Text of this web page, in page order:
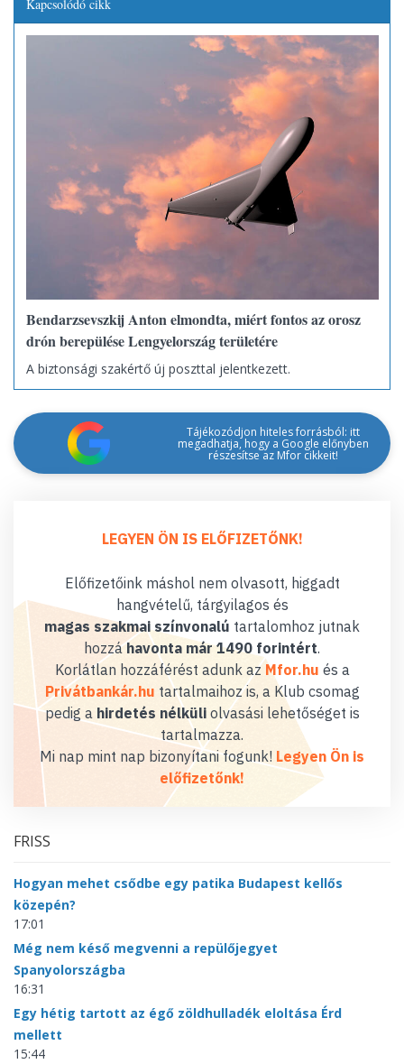
Kapcsolódó cikk
Bendarzsevszkij Anton elmondta, miért fontos az orosz
drón berepülése Lengyelország területére
A biztonsági szakértő új poszttal jelentkezett.
Tájékozódjon hiteles forrásból: itt
megadhatja, hogy a Google előnyben
részesítse az Mfor cikkeit!
LEGYEN ÖN IS ELŐFIZETŐNK!
Előfizetőink máshol nem olvasott, higgadt
hangvételű, tárgyilagos és
magas szakmai színvonalú tartalomhoz jutnak
hozzáhavonta már 1490 forintért.
Korlátlan hozzáférést adunk az Mfor.hu és a
Privátbankár.hu tartalmaihoz is, a Klub csomag
pedig a hirdetés nélküliolvasási lehetőséget is
tartalmazza.
Mi nap mint nap bizonyítani fogunk! Legyen Ön is
előfizetőnk!
FRISS
Hogyan mehet csődbe egy patika Budapest kellős
közepén?
17:01
Még nem késő megvenni a repülőjegyet
Spanyolországba
16:31
Egy hétig tartott az égő zöldhulladék eloltása Érd
mellett
15:44